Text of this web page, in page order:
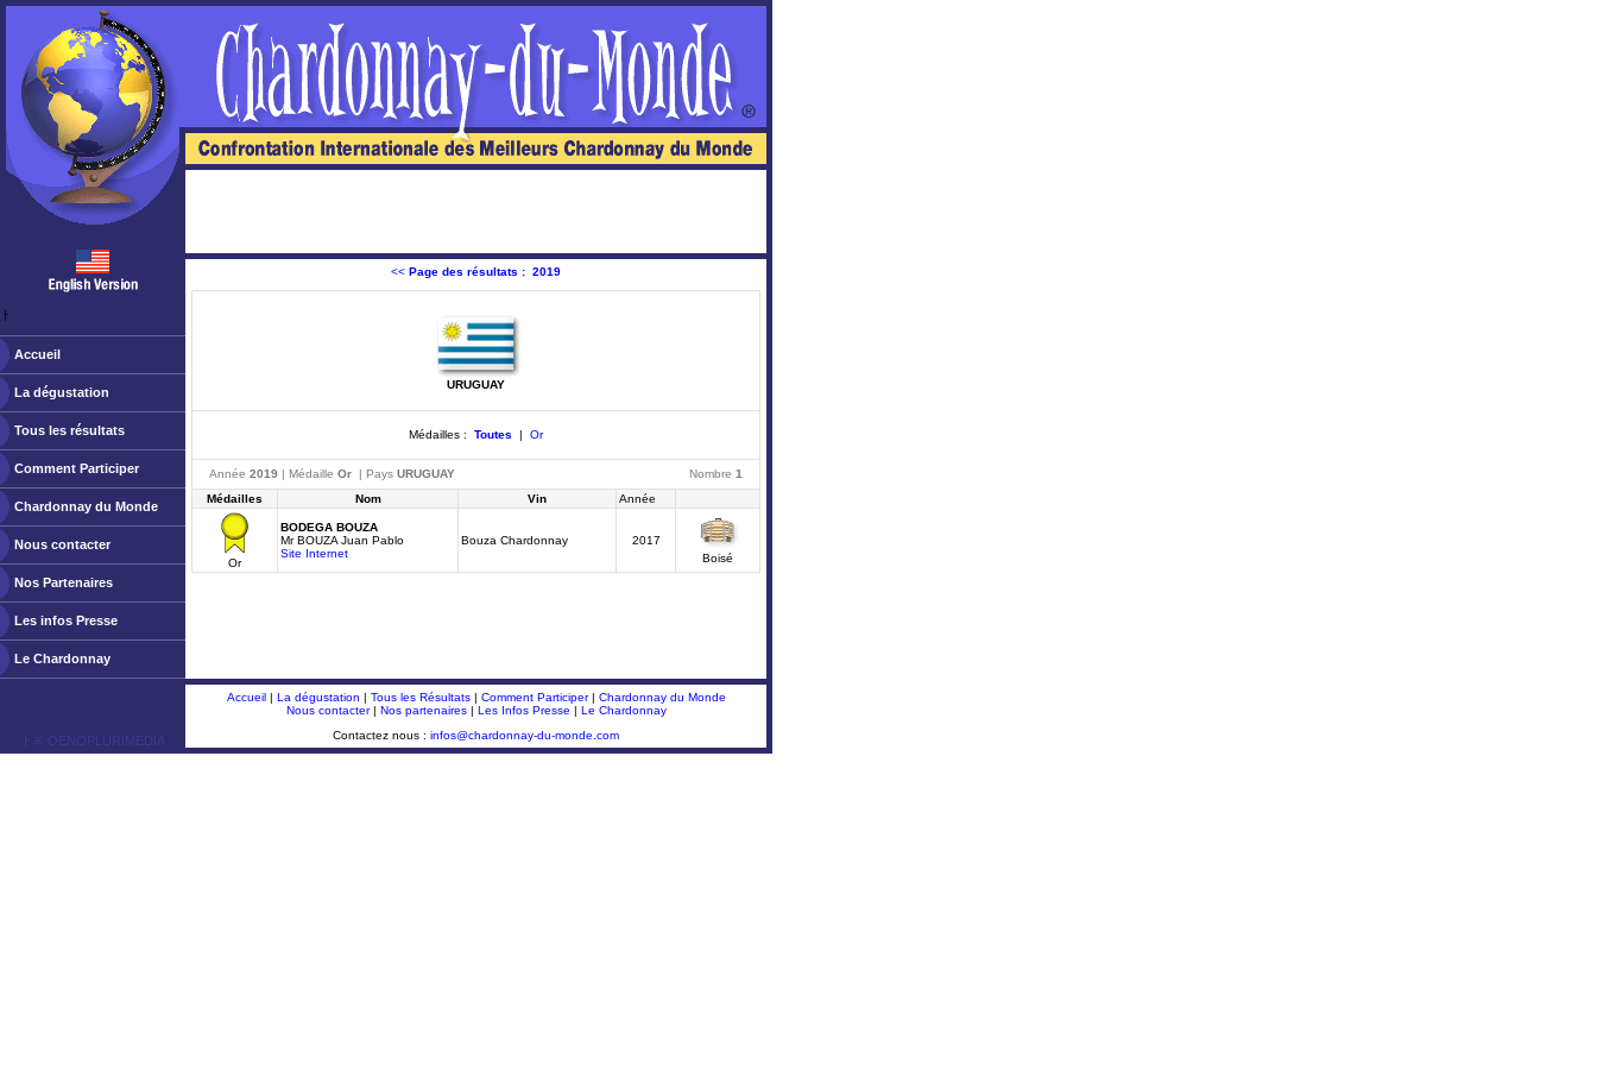
ￂﾠ
Accueil
La dégustation
Tous les résultats
Comment Participer
Chardonnay du Monde
Nous contacter
Nos Partenaires
Les infos Presse
Le Chardonnay
<< Page des résultats : 2019
URUGUAY
Médailles : Toutes | Or
Année 2019 | Médaille Or | Pays URUGUAY Nombre 1
Médailles
Nom Vin Année
Or
BODEGA BOUZA
Mr BOUZA Juan Pablo
Site Internet
Bouza Chardonnay
2017
Boisé
ￂﾮ OENOPLURIMEDIA
Accueil| La dégustation | Tous les Résultats| Comment Participer| Chardonnay du Monde
Nous contacter| Nos partenaires| Les Infos Presse | Le Chardonnay
Contactez nous : infos@chardonnay-du-monde.com